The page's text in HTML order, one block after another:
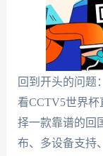
回到开头的问题
看CCTV5世界
择一款靠谱的回
布、多设备支持